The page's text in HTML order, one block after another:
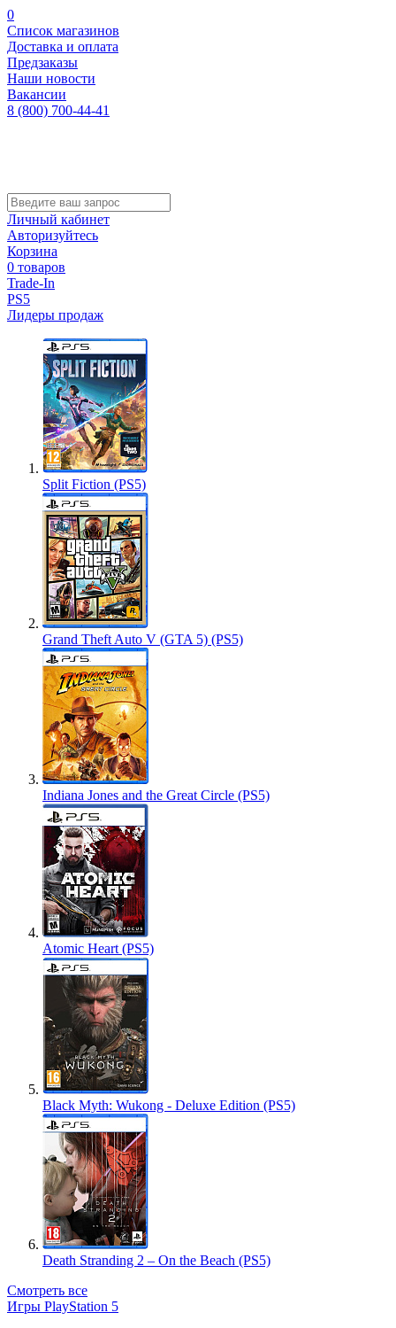
0
Список магазинов
Доставка и оплата
Предзаказы
Наши новости
Вакансии
8 (800) 700-44-41
Личный кабинет
Авторизуйтесь
Корзина
0 товаров
Trade-In
PS5
Лидеры продаж
Split Fiction (PS5)
Grand Theft Auto V (GTA 5) (PS5)
Indiana Jones and the Great Circle (PS5)
Atomic Heart (PS5)
Black Myth: Wukong - Deluxe Edition (PS5)
Death Stranding 2 – On the Beach (PS5)
Смотреть все
Игры PlayStation 5